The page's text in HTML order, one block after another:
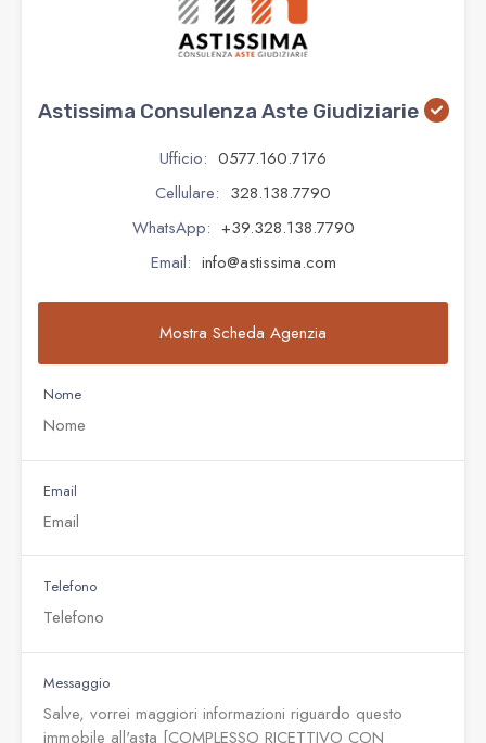
Astissima Consulenza Aste Giudiziarie
Ufficio: 0577.160.7176
Cellulare: 328.138.7790
WhatsApp: +39.328.138.7790
Email: info@astissima.com
Mostra Scheda Agenzia
Nome
Email
Telefono
Messaggio